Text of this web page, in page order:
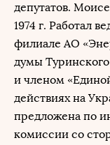
депутатов.
1974 г. Работал
филиале АО
думы Туринского
и членом
действиях на
предложена по
комиссии со